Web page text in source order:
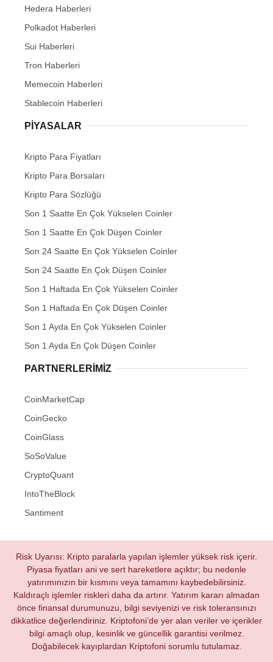
Hedera Haberleri
Polkadot Haberleri
Sui Haberleri
Tron Haberleri
Memecoin Haberleri
Stablecoin Haberleri
PIYASALAR
Kripto Para Fiyatları
Kripto Para Borsaları
Kripto Para Sözlüğü
Son 1 Saatte En Çok Yükselen Coinler
Son 1 Saatte En Çok Düşen Coinler
Son 24 Saatte En Çok Yükselen Coinler
Son 24 Saatte En Çok Düşen Coinler
Son 1 Haftada En Çok Yükselen Coinler
Son 1 Haftada En Çok Düşen Coinler
Son 1 Ayda En Çok Yükselen Coinler
Son 1 Ayda En Çok Düşen Coinler
PARTNERLERIMIZ
CoinMarketCap
CoinGecko
CoinGlass
SoSoValue
CryptoQuant
IntoTheBlock
Santiment
Risk Uyarısı: Kripto paralarla yapılan işlemler yüksek risk içerir.
Piyasa fiyatları ani ve sert hareketlere açıktır; bu nedenle
yatırımınızın bir kısmını veya tamamını kaybedebilirsiniz.
Kaldıraçlı işlemler riskleri daha da artırır. Yatırım kararı almadan
önce finansal durumunuzu, bilgi seviyenizi ve risk toleransınızı
dikkatlice değerlendiriniz. Kriptofoni’de yer alan veriler ve içerikler
bilgi amaçlı olup, kesinlik ve güncellik garantisi verilmez.
Doğabilecek kayıplardan Kriptofoni sorumlu tutulamaz.